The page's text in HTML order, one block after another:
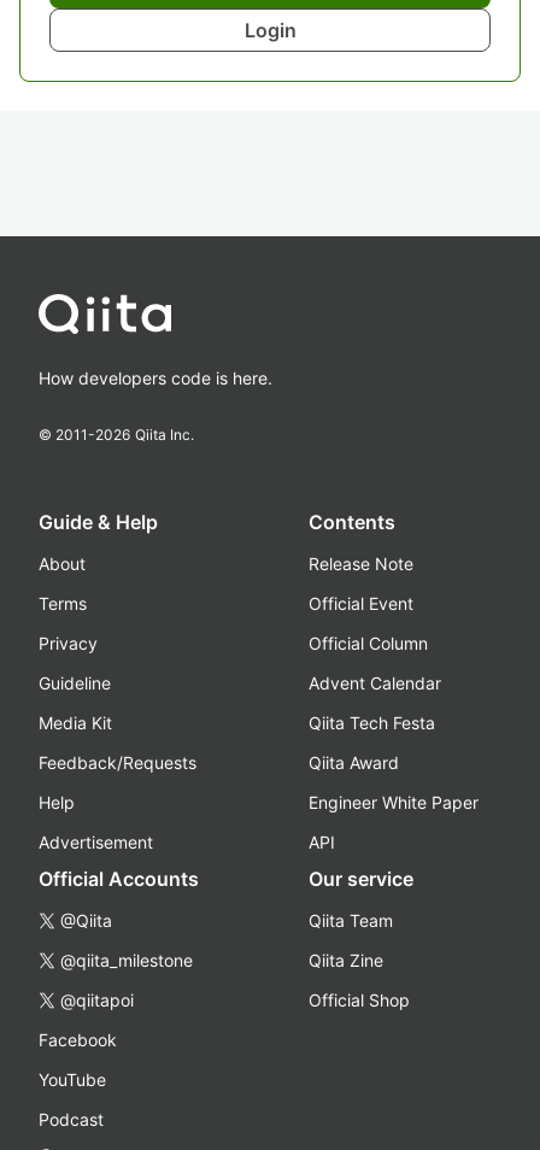
Login
How developers code is here.
© 2011-2026 Qiita Inc.
Guide & Help
About
Terms
Privacy
Guideline
Media Kit
Feedback/Requests
Help
Advertisement
Contents
Release Note
Official Event
Official Column
Advent Calendar
Qiita Tech Festa
Qiita Award
Engineer White Paper
API
Official Accounts
@Qiita
@qiita_milestone
@qiitapoi
Facebook
YouTube
Podcast
Our service
Qiita Team
Qiita Zine
Official Shop